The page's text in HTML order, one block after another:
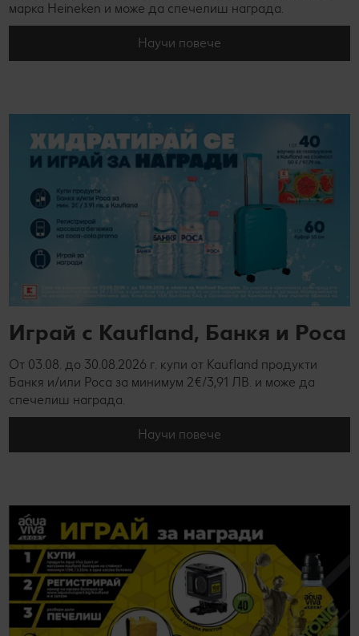
марка Heineken и може да спечелиш награда.
Научи повече
Играй с Kaufland, Банкя и Роса
От 03.08. до 30.08.2026 г. купи от Kaufland продукти
Банкя и/или Роса за минимум 2€/3,91 ЛВ. и може да
спечелиш награда.
Научи повече